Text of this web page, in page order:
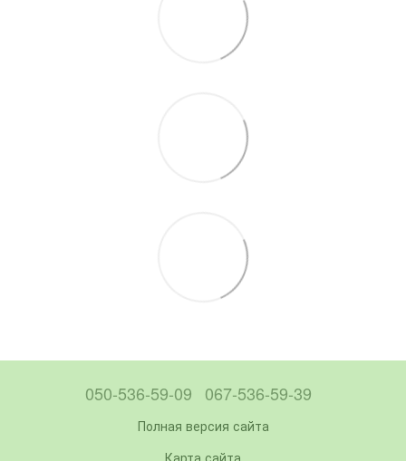
050-536-59-09 067-536-59-39
Полная версия сайта
Карта сайта